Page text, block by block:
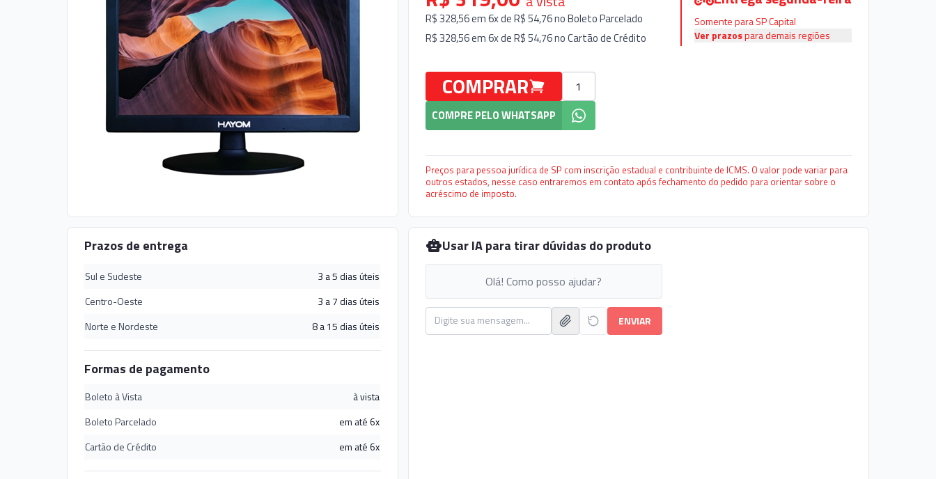
R$ 328,56 em 6x de R$ 54,76 noBoleto Parcelado
R$ 328,56 em 6x de R$ 54,76 noCartão de Crédito
Somente para SP Capital
Ver prazospara demais regiões
COMPRAR
Quantidade
COMPRE PELO WHATSAPP
Preços para pessoa jurídica de SP com inscrição estadual e contribuinte de ICMS. O valor pode variar para
outros estados, nesse caso entraremos em contato após fechamento do pedido para orientar sobre o
acréscimo de imposto.
Prazos de entrega
Sul e Sudeste
3 a 5 dias úteis
Centro-Oeste
3 a 7 dias úteis
Norte e Nordeste
8 a 15 dias úteis
Formas de pagamento
Boleto à Vista
à vista
Boleto Parcelado
em até 6x
Cartão de Crédito
em até 6x
Usar IA para tirar dúvidas do produto
Olá! Como posso ajudar?
ENVIAR